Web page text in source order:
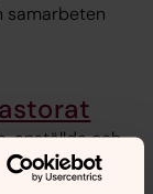
samarbeten
anställda och
men vi